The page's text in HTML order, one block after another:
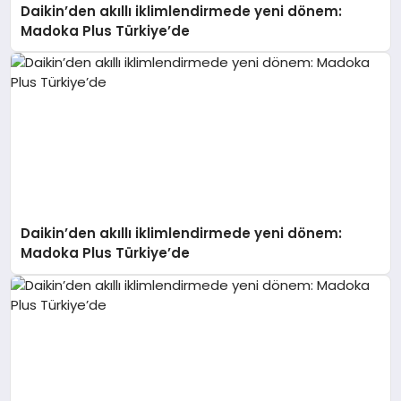
Daikin’den akıllı iklimlendirmede yeni dönem:
Madoka Plus Türkiye’de
Daikin’den akıllı iklimlendirmede yeni dönem:
Madoka Plus Türkiye’de